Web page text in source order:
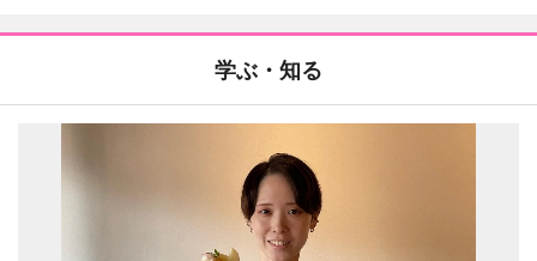
学ぶ・知る